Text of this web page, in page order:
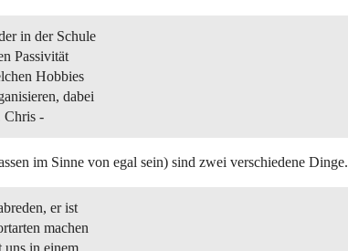
in der Schule
Passivität
Hobbies
dabei
Chris -
im Sinne von egal sein) sind zwei verschiedene Dinge.
er ist
machen
uns in einem